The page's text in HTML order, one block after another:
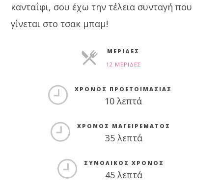
κανταΐφι, σου έχω την τέλεια συνταγή που
γίνεται στο τσακ μπαμ!
ΜΕΡΊΔΕΣ
12 ΜΕΡΊΔΕΣ
ΧΡΌΝΟΣ ΠΡΟΕΤΟΙΜΑΣΊΑΣ
10 λεπτά
ΧΡΌΝΟΣ ΜΑΓΕΙΡΈΜΑΤΟΣ
35 λεπτά
ΣΥΝΟΛΙΚΌΣ ΧΡΌΝΟΣ
45 λεπτά